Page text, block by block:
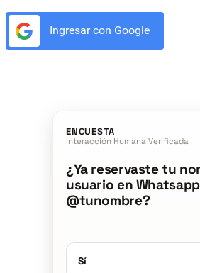
Ingresar con Google
ENCUESTA
Interacción Humana Verificada
¿Ya reservaste tu
usuario en
@tunombre?
Sí